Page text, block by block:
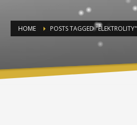
HOME POSTS TAGGED "ELEKTROLITY"